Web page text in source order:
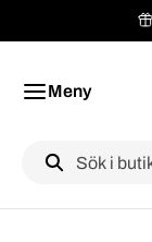
Meny
Label